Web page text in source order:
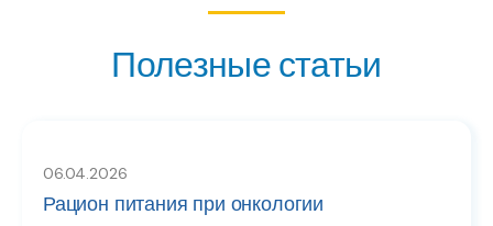
Полезные статьи
06.04.2026
Рацион питания при онкологии